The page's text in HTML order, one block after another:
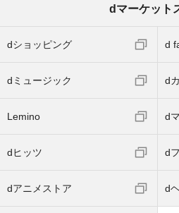
dマーケット
dショッピング d
dミュージック d
Lemino d
dヒッツ d
dアニメストア d